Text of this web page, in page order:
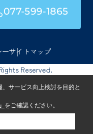
077-599-1865
サイトマップ
Reserved.
サービス向上検討を目的と
をご確認ください。